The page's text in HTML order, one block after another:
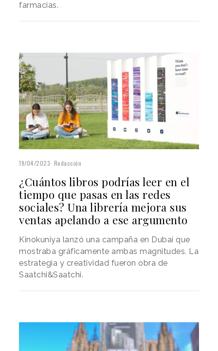
farmacias.
19/04/2023 Redacción
¿Cuántos libros podrías leer en el
tiempo que pasas en las redes
sociales? Una librería mejora sus
ventas apelando a ese argumento
Kinokuniya lanzó una campaña en Dubai que
mostraba gráficamente ambas magnitudes. La
estrategia y creatividad fueron obra de
Saatchi&Saatchi.